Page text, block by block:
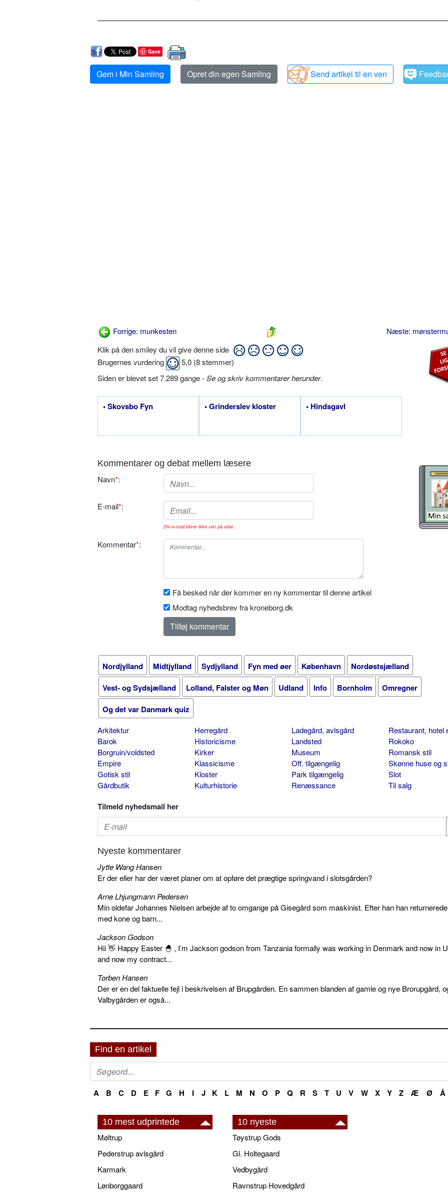
Save
Gem i Min Samling Opret din egen Samling Send artikel til en ven
Forrige: munkesten
Næste:
Klik på den smiley du vil give denne side
Brugernes vurdering
5,0 (8stemmer)
Siden er blevet set 7.289 gange -Se og skriv kommentarer herunder.
• Skovsbo Fyn • Grinderslev kloster • Hindsgavl
Kommentarer og debat mellem læsere
Navn*:
E-mail*:
Din e-mail bliver ikke vist på sitet.
Kommentar*:
Få besked når der kommer en ny kommentar til denne artikel
Modtag nyhedsbrev fra kroneborg.dk
Nordjylland Midtjylland Sydjylland Fyn med øer København
Nordøstsjælland
Vest- og Sydsjælland
Lolland, Falster og Møn Udland Info Bornholm
Omregner
Og det var Danmark quiz
Arkitektur
Barok
Borgruin/voldsted
Empire
Gotisk stil
Gårdbutik
Herregård
Historicisme
Kirker
Klassicisme
Kloster
Kulturhistorie
Ladegård, avlsgård
Landsted
Museum
Off. tilgængelig
Park tilgængelig
Renæssance
Restaurant, hotel
Rokoko
Romansk stil
Skønne huse og
Slot
Til salg
Tilmeld nyhedsmail her
Nyeste kommentarer
Jytte Wang Hansen
Er der eller har der været planer om at opføre det prægtige springvand i slotsgården?
Arne Lhjungmann Pedersen
Min oldefar Johannes Nielsen arbejde af to omgange på Gisegård som maskinist. Efter han han
med kone og barn...
Jackson Godson
Hii 👋 Happy Easter 🐣 , I’m Jackson godson from Tanzania formally was working in Denmark and now in
and now my contract...
Torben Hansen
Der er en del faktuelle fejl i beskrivelsen af Brupgården. En sammen blanden af gamle og nye Brorupgård,
Valbygården er også...
Find en artikel
A B C D E F G H I J K L M N O P Q R S T U V W X Y Z Æ Ø Å
10 mest udprintede
Møltrup
Pederstrup avlsgård
Karmark
Lønborggaard
10 nyeste
Tøystrup Gods
Gl. Holtegaard
Vedbygård
Ravnstrup Hovedgård